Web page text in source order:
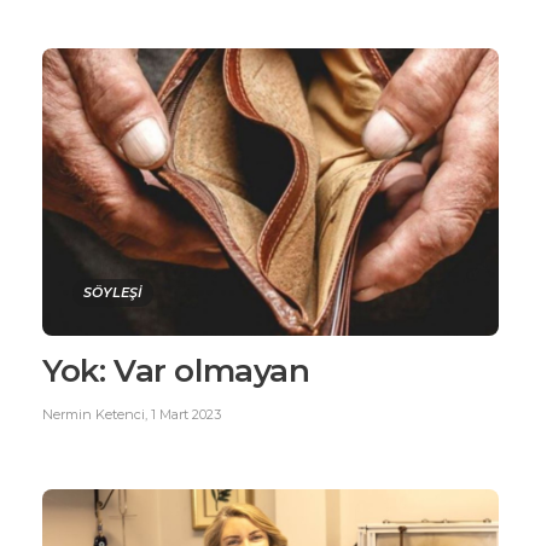
SÖYLEŞİ
Yok: Var olmayan
Nermin Ketenci, 1 Mart 2023